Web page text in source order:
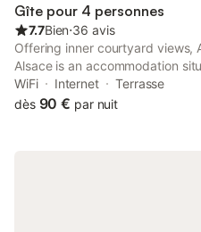
Gîte pour 4 personnes
7.7Bien⋅36 avis
Offering inner courtyard views,
Alsace is an accommodation
Colmar Expo and 21 km from
WiFi Internet
Terrasse
dès 90 € par nuit